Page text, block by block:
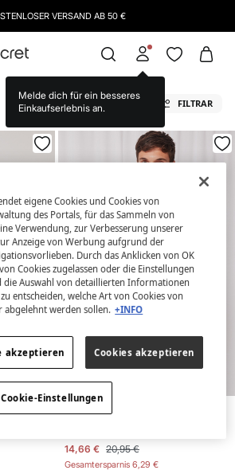
VERSAND AB 50 €
Melde dich für ein besseres
Einkaufserlebnis an.
FILTRAR
Gisela
14,66 € 20,95 €
Gesamtersparnis 6,29 €
eigene Cookies und Cookies von
des Portals, für das Sammeln von
Verwendung, zur Verbesserung unserer
Anzeige von Werbung aufgrund der
Durch das Anklicken von OK
Cookies zugelassen oder die Einstellungen
die Auswahl von detaillierten Informationen
entscheiden, welche Art von Cookies von
abgelehnt werden sollen. +INFO
akzeptieren Cookies akzeptieren
Cookie-Einstellungen